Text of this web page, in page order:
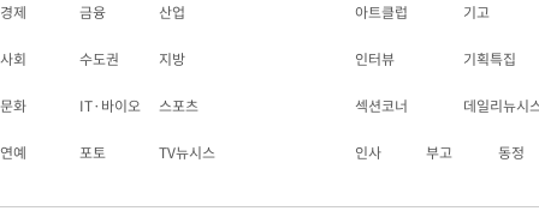
경제 금융 산업
사회 수도권 지방
문화 IT·바이오 스포츠
연예 포토 TV뉴시스
아트클럽 기고
인터뷰 기획특집
섹션코너 데일리뉴시
인사 부고 동정